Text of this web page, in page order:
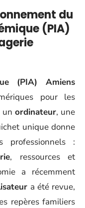
du
(PIA)
(PIA) Amiens
pour les
un ordinateur, une
unique donne
professionnels :
, ressources et
a récemment
a été revue,
repères familiers